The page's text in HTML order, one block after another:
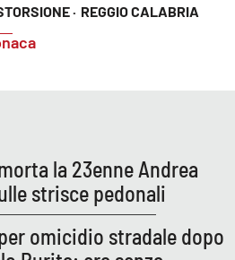
· REGGIO CALABRIA
la 23enne Andrea
strisce pedonali
omicidio stradale dopo